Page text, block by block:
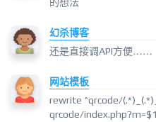
的想法
幻杀博客
还是直接调API方便……
网站模板
rewrite ^qrcode/
qrcode/